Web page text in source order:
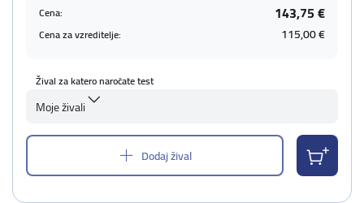
Cena: 143,75 €
Cena za vzreditelje: 115,00 €
Žival za katero naročate test
Moje živali
Dodaj žival